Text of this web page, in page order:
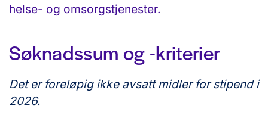
helse- og omsorgstjenester.
Søknadssum og -kriterier
Det er foreløpig ikke avsatt midler for stipend i
2026.